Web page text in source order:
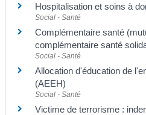
Hospitalisation et soins à
Social - Santé
Complémentaire santé
complémentaire santé
Social - Santé
Allocation d'éducation de
(AEEH)
Social - Santé
Victime de terrorisme :